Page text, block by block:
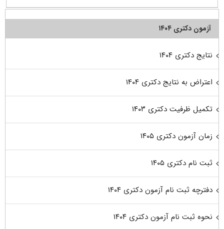
آزمون دکتری ۱۴۰۴
نتایج دکتری ۱۴۰۴
اعتراض به نتایج دکتری ۱۴۰۴
تکمیل ظرفیت دکتری ۱۴۰۳
زمان آزمون دکتری ۱۴۰۵
ثبت نام دکتری ۱۴۰۵
دفترچه ثبت نام آزمون دکتری ۱۴۰۴
نحوه ثبت نام آزمون دکتری ۱۴۰۴